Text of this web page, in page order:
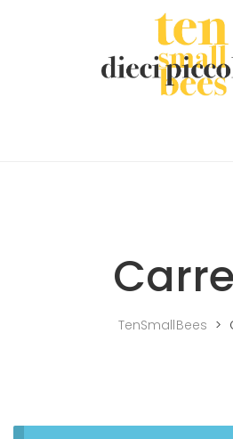
TenSmallBees >